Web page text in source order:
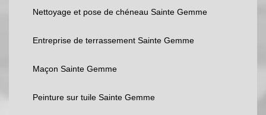
Nettoyage et pose de chéneau Sainte Gemme
Entreprise de terrassement Sainte Gemme
Maçon Sainte Gemme
Peinture sur tuile Sainte Gemme